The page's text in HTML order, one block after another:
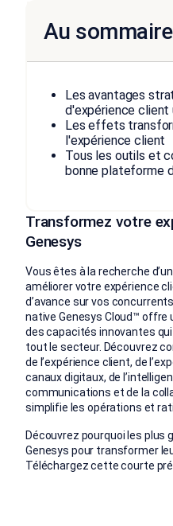
Transformez votre
Genesys
Vous êtes à la recherche
améliorer votre expérience
d’avance sur vos
native Genesys Cloud™ offre
des capacités innovantes
tout le secteur. Découvrez
de l’expérience client, de
canaux digitaux, de
communications et de la
simplifie les opérations et
Découvrez pourquoi les
Genesys pour transformer
Téléchargez cette courte
Au
Les avantages
d'expérience client
Les effets
l'expérience client
Tous les outils et
bonne plateforme